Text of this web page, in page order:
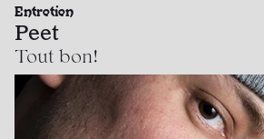
Entretien
Peet
Tout bon!